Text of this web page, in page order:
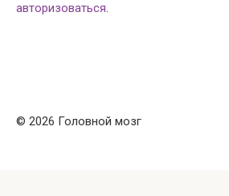
авторизоваться.
© 2026 Головной мозг